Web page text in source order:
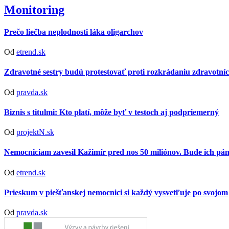
Monitoring
Prečo liečba neplodnosti láka oligarchov
Od etrend.sk
Zdravotné sestry budú protestovať proti rozkrádaniu
Od pravda.sk
Biznis s titulmi: Kto platí, môže byť v testoch aj podpriemerný
Od projektN.sk
Nemocniciam zavesil Kažimír pred nos 50 miliónov. Bude ich
Od etrend.sk
Prieskum v piešťanskej nemocnici si každý vysvetľuje po svojom
Od pravda.sk